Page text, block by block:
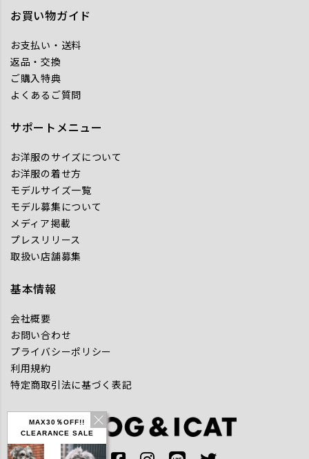
MAX30％OFF!!
CLEARANCE SALE
お買い物ガイド
お支払い・送料
返品・交換
ご購入特典
よくあるご質問
サポートメニュー
お洋服のサイズについて
お洋服の着せ方
モデルサイズ一覧
モデル募集について
メディア掲載
プレスリリース
取扱い店舗募集
基本情報
会社概要
お問い合わせ
プライバシーポリシー
利用規約
特定商取引法に基づく表記